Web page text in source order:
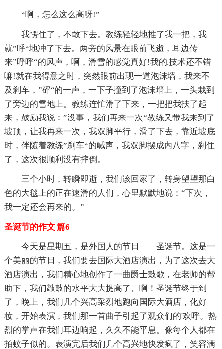
“啊，怎么这么高呀!”
我愣住了，不敢下去。教练轻轻地推了我一把，我
就”呼“地冲了下去。两旁的风景在眼前飞逝，耳边传
来”呼呼“的风声，啊，滑雪的感觉真好!我的.技术还不错
嘛!就在我得意之时，突然眼前出现一道泡沫墙，我来不
及刹车，”砰“的一声，一下子撞到了泡沫墙上，一头栽到
了旁边的雪地上。教练连忙滑了下来，一把把我扶了起
来，鼓励我说：”没事，我们再来一次“教练又带我来到了
坡顶，让我再来一次，我双脚平行，滑了下去，靠近坡底
时，伴随着教练”刹车“的喊声，我双脚摆成内八字，刹住
了，这次很顺利没有摔倒。
三个小时，转瞬即逝，我们该回家了，转身望望那白
色的大毯上的正在速滑的人们，心里默默地说：“下次，
我一定还会再来的。”
圣诞节的作文 篇6
今天是星期五，是外国人的节日——圣诞节。这是一
个美丽的节日，我们要去国际大酒店演出，为了这次去大
酒店演出，我们精心地创作了一曲爵士鼓歌，在老师的帮
助下，我们敲鼓的水平大大提高了。啊！圣诞节终于到
了，晚上，我们几个兴高采烈地跑向国际大酒店，化好
妆，开始表演，我们那一首曲子引起了观众们的'欢呼。热
烈的掌声在我们耳边响起，久久不能平息。像每个人都在
拍蚊子似的。表演完后我们几个高兴地快发疯了，笑容满